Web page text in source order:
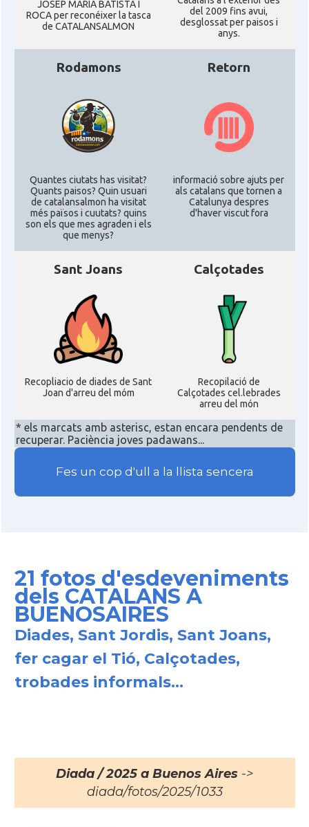
JOSEP MARIA BATISTA I
ROCA per reconéixer la tasca
de CATALANSALMON
del 2009 fins avui,
desglossat per paisos i
anys.
Rodamons
Quantes ciutats has visitat?
Quants paisos? Quin usuari
de catalansalmon ha visitat
més països i cuutats? quins
son els que mes agraden i els
que menys?
Retorn
informació sobre ajuts per
als catalans que tornen a
Catalunya despres
d'haver viscut fora
Sant Joans
Recopliacio de diades de Sant
Joan d'arreu del móm
Calçotades
Recopilació de
Calçotades cel.lebrades
arreu del món
* els marcats amb asterisc, estan encara pendents de
recuperar. Paciència joves padawans...
Fes un cop d'ull a la llista sencera
21 fotos d'esdeveniments
dels CATALANS A
BUENOSAIRES
Diades, Sant Jordis, Sant Joans,
fer cagar el Tió, Calçotades,
trobades informals...
Diada / 2025 a Buenos Aires ->
diada/fotos/2025/1033